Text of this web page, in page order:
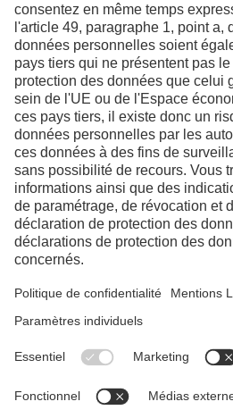
Nous
LinkedIn
Facebook